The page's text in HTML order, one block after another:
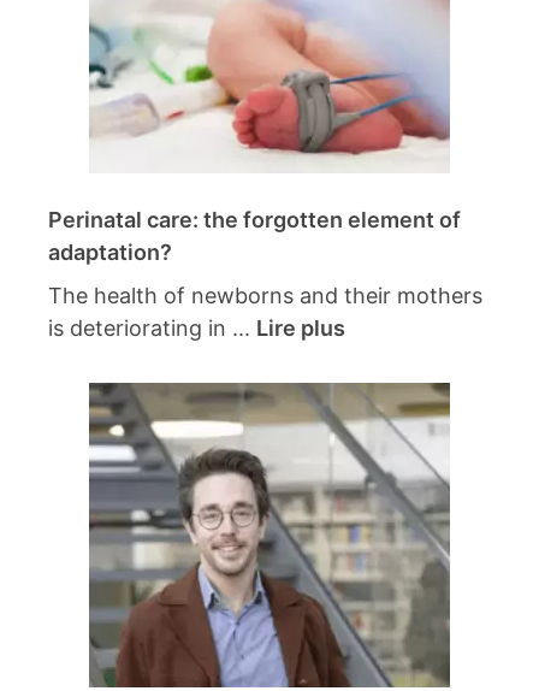
Perinatal care: the forgotten element of
adaptation?
The health of newborns and their mothers
is deteriorating in ... Lire plus